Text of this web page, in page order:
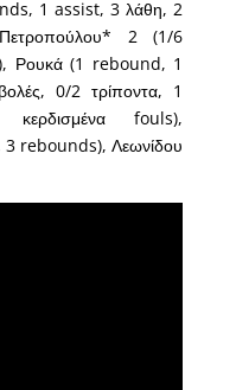
1 assist, 3 λάθη, 2
2 (1/6
Ρουκά (1 rebound, 1
0/2 τρίποντα, 1
fouls),
rebounds), Λεωνίδου